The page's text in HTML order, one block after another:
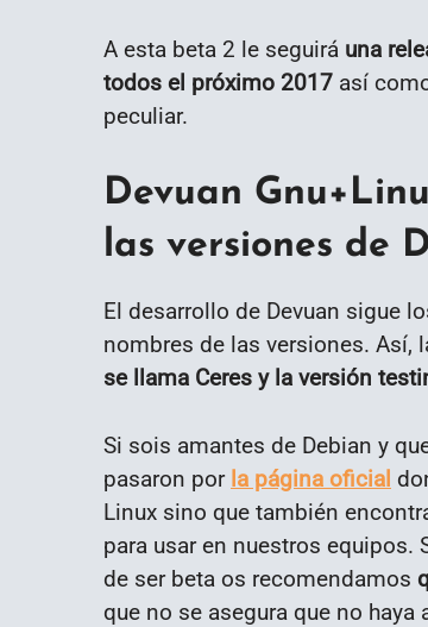
A esta beta 2 le seguirá una
todos el próximo 2017 así
peculiar.
Devuan
las versiones de
El desarrollo de Devuan sigue
nombres de las versiones. Así,
se llama Ceres y la versión
Si sois amantes de Debian y
pasaron por la página oficial
Linux sino que también
para usar en nuestros equipos.
de ser beta os recomendamos
que no se asegura que no